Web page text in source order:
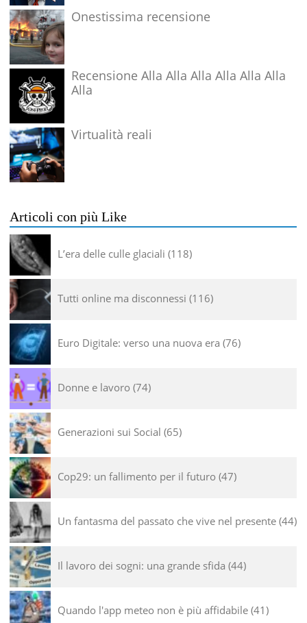
Onestissima recensione
Recensione Alla Alla Alla Alla Alla Alla
Alla
Virtualità reali
Articoli con più Like
L’era delle culle glaciali 118
Tutti online ma disconnessi 116
Euro Digitale: verso una nuova era 76
Donne e lavoro 74
Generazioni sui Social 65
Cop29: un fallimento per il futuro 47
Un fantasma del passato che vive nel presente 44
Il lavoro dei sogni: una grande sfida 44
Quando l'app meteo non è più affidabile 41